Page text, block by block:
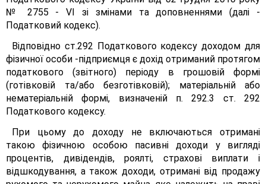
№ 2755 - VI зі змінами та доповненнями (далі -
Податковий кодекс).
Відповідно ст.292 Податкового кодексу доходом для
фізичної особи -підприємця є дохід отриманий протягом
податкового (звітного) періоду в грошовій формі
(готівковій та/або безготівковій); матеріальній або
нематеріальній формі, визначеній п. 292.3 ст. 292
Податкового кодексу.
При цьому до доходу не включаються отримані
такою фізичною особою пасивні доходи у вигляді
процентів, дивідендів, роялті, страхові виплати і
відшкодування, а також доходи, отримані від продажу